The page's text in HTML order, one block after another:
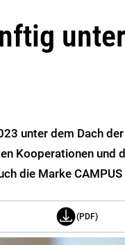
unter dem Dach
Kooperationen und
die Marke
(PDF)